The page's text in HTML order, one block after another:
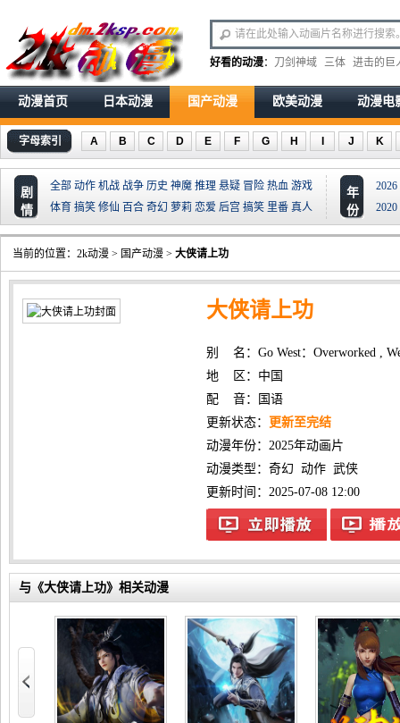
好看的动漫： 刀剑神域 三体 进击的巨
动漫首页 日本动漫 国产动漫 欧美动漫 动漫电
字母索引 A B C D E F G H J K
剧
情
全部 动作 机战 战争 历史 神魔 推理 悬疑 冒险 热血 游戏
体育 搞笑 修仙 百合 奇幻 萝莉 恋爱 后宫 搞笑 里番 真人
年
份
2026
2020
当前的位置： 2k动漫 > 国产动漫 > 大侠请上功
大侠请上功
别 名：Go West：Overworked ,
地 区：中国
配 音：国语
更新状态：
更新至完结
动漫年份： 2025年动画片
动漫类型： 奇幻 动作 武侠
更新时间：2025-07-08 12:00
与《大侠请上功》相关动漫